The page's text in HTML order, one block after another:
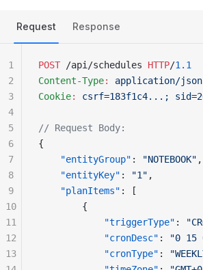
Request Response
POST /api/schedules HTTP/1.1
Content-Type:
application/json
Cookie: csrf=183f1c4...;
// Request Body:
{
    "entityGroup"
: "NOTEBOOK" ,
    "entityKey"
: "1" ,
    "planItems"
: [
        {
            "triggerType"
:
            "cronDesc"
: "0 15
            "cronType"
:
1
2
3
4
5
6
7
8
9
10
11
12
13